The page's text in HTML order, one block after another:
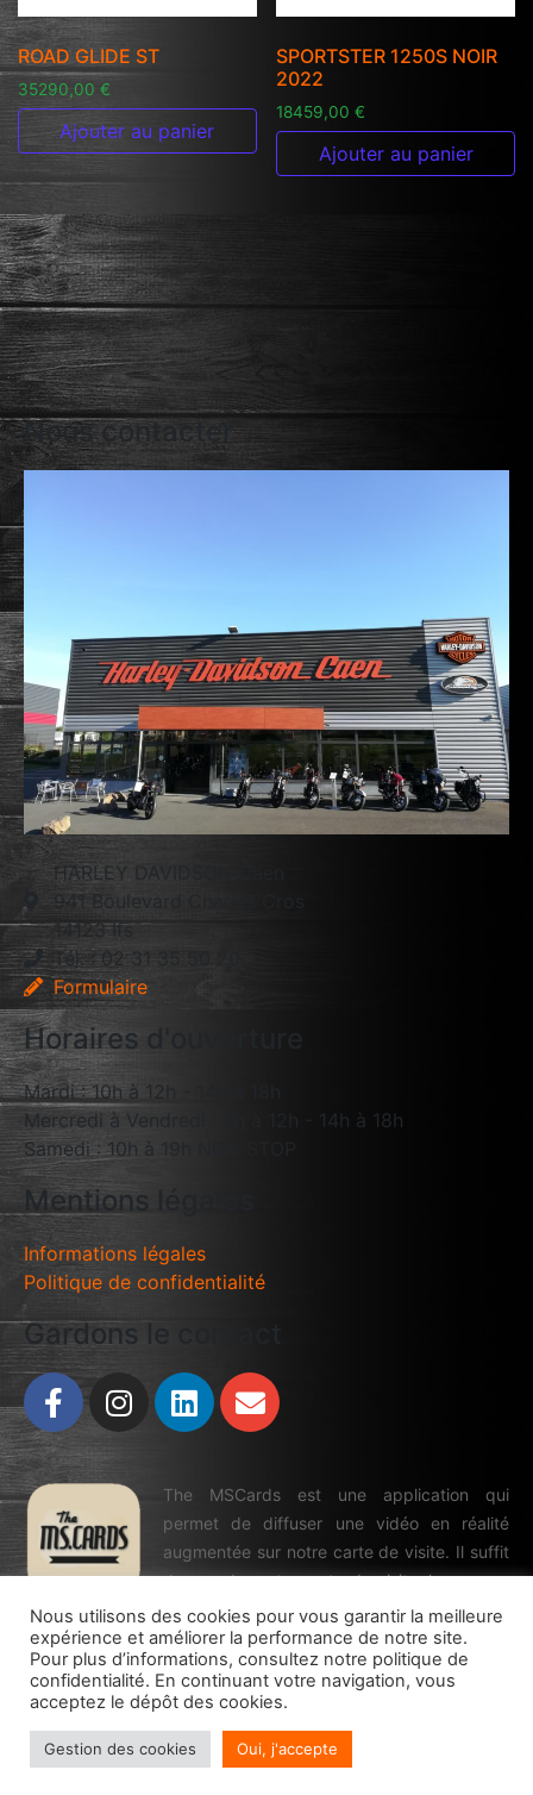
ROAD GLIDE ST
35290,00 €
Ajouter au panier
SPORTSTER 1250S NOIR
2022
18459,00€
Ajouter au panier
Nous contacter
HARLEY DAVIDSON Caen
941 Boulevard Charles Cros
14123 Ifs
Tél. : 02 31 35 50 20
Formulaire
Horaires d'ouverture
Mardi : 10h à 12h - 14h à 18h
Mercredi à Vendredi : 9h à 12h - 14h à 18h
Samedi : 10h à 19h NON STOP
Mentions légales
Informations légales
Politique de confidentialité
Gardons le contact
The MSCards est une application qui
permet de diffuser une vidéo en réalité
augmentée sur notre carte de visite. Il suffit
de prendre notre carte de visite, la scanner
avec cette application, et vous pourrez voir
en réalité augmentée la vidéo correspondante.
H-D®Digital experience|by KARENITA
Nous utilisons des cookies pour vous garantir la meilleure
expérience et améliorer la performance de notre site.
Pour plus d’informations, consultez notre politique de
confidentialité. En continuant votre navigation, vous
acceptez le dépôt des cookies.
Gestion des cookies Oui, j'accepte